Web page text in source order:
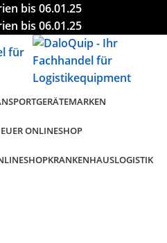
bis 06.01.25
bis 06.01.25
MARKEN
ONLINESHOP
KRANKENHAUSLOGISTIK